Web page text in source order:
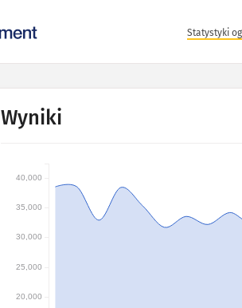
Statystyki
Wyniki
20,000
25,000
30,000
35,000
40,000